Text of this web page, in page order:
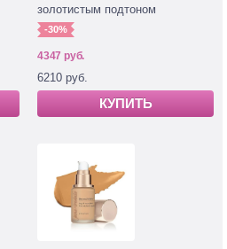
золотистым подтоном
-30%
4347 руб.
6210 руб.
КУПИТЬ